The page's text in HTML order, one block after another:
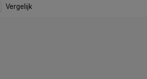
Vergelijk